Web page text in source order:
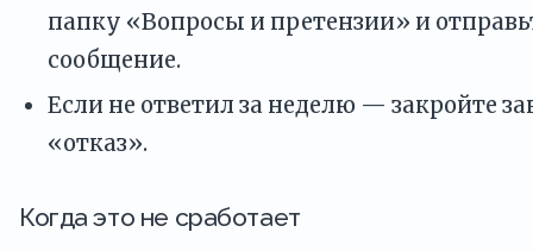
папку «Вопросы и претензии» и
сообщение.
Если не ответил за неделю — закройте
«отказ».
Когда это не сработает